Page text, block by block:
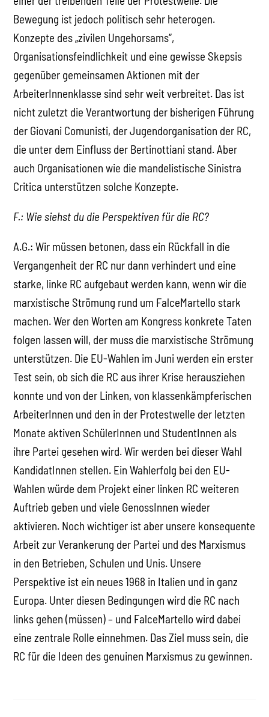
Bewegung ist jedoch politisch sehr heterogen.
Konzepte des „zivilen Ungehorsams“,
Organisationsfeindlichkeit und eine gewisse Skepsis
gegenüber gemeinsamen Aktionen mit der
ArbeiterInnenklasse sind sehr weit verbreitet. Das ist
nicht zuletzt die Verantwortung der bisherigen Führung
der Giovani Comunisti, der Jugendorganisation der RC,
die unter dem Einfluss der Bertinottiani stand. Aber
auch Organisationen wie die mandelistische Sinistra
Critica unterstützen solche Konzepte.
F.: Wie siehst du die Perspektiven für die RC?
A.G.: Wir müssen betonen, dass ein Rückfall in die
Vergangenheit der RC nur dann verhindert und eine
starke, linke RC aufgebaut werden kann, wenn wir die
marxistische Strömung rund um FalceMartello stark
machen. Wer den Worten am Kongress konkrete Taten
folgen lassen will, der muss die marxistische Strömung
unterstützen. Die EU-Wahlen im Juni werden ein erster
Test sein, ob sich die RC aus ihrer Krise herausziehen
konnte und von der Linken, von klassenkämpferischen
ArbeiterInnen und den in der Protestwelle der letzten
Monate aktiven SchülerInnen und StudentInnen als
ihre Partei gesehen wird. Wir werden bei dieser Wahl
KandidatInnen stellen. Ein Wahlerfolg bei den EU-
Wahlen würde dem Projekt einer linken RC weiteren
Auftrieb geben und viele GenossInnen wieder
aktivieren. Noch wichtiger ist aber unsere konsequente
Arbeit zur Verankerung der Partei und des Marxismus
in den Betrieben, Schulen und Unis. Unsere
Perspektive ist ein neues 1968 in Italien und in ganz
Europa. Unter diesen Bedingungen wird die RC nach
links gehen (müssen) – und FalceMartello wird dabei
eine zentrale Rolle einnehmen. Das Ziel muss sein, die
RC für die Ideen des genuinen Marxismus zu gewinnen.